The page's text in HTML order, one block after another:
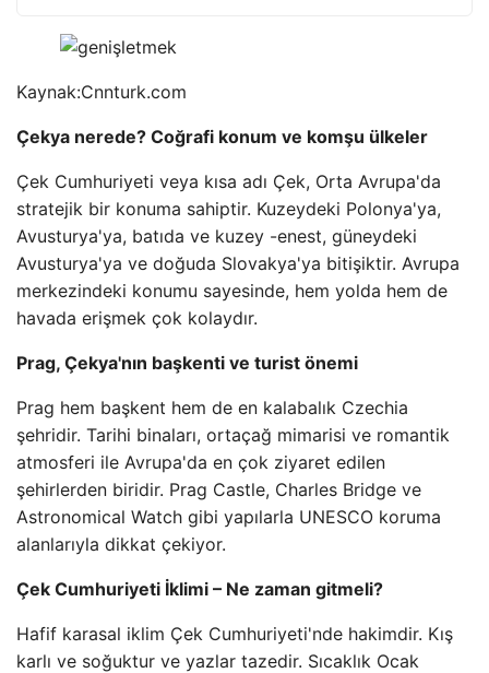
Kaynak:Cnnturk.com
Çekya nerede? Coğrafi konum ve komşu ülkeler
Çek Cumhuriyeti veya kısa adı Çek, Orta Avrupa'da
stratejik bir konuma sahiptir. Kuzeydeki Polonya'ya,
Avusturya'ya, batıda ve kuzey -enest, güneydeki
Avusturya'ya ve doğuda Slovakya'ya bitişiktir. Avrupa
merkezindeki konumu sayesinde, hem yolda hem de
havada erişmek çok kolaydır.
Prag, Çekya'nın başkenti ve turist önemi
Prag hem başkent hem de en kalabalık Czechia
şehridir. Tarihi binaları, ortaçağ mimarisi ve romantik
atmosferi ile Avrupa'da en çok ziyaret edilen
şehirlerden biridir. Prag Castle, Charles Bridge ve
Astronomical Watch gibi yapılarla UNESCO koruma
alanlarıyla dikkat çekiyor.
Çek Cumhuriyeti İklimi – Ne zaman gitmeli?
Hafif karasal iklim Çek Cumhuriyeti'nde hakimdir. Kış
karlı ve soğuktur ve yazlar tazedir. Sıcaklık Ocak